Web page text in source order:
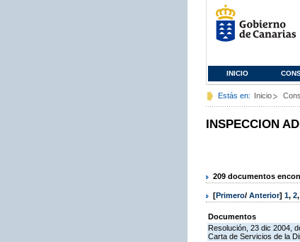
INICIO
Estás en: Inicio
INSPECCION
209 documentos
[Primero/ Anterior] 1, 2,
Documentos
Resolución, 23 dic 2004,
Carta de Servicios de la